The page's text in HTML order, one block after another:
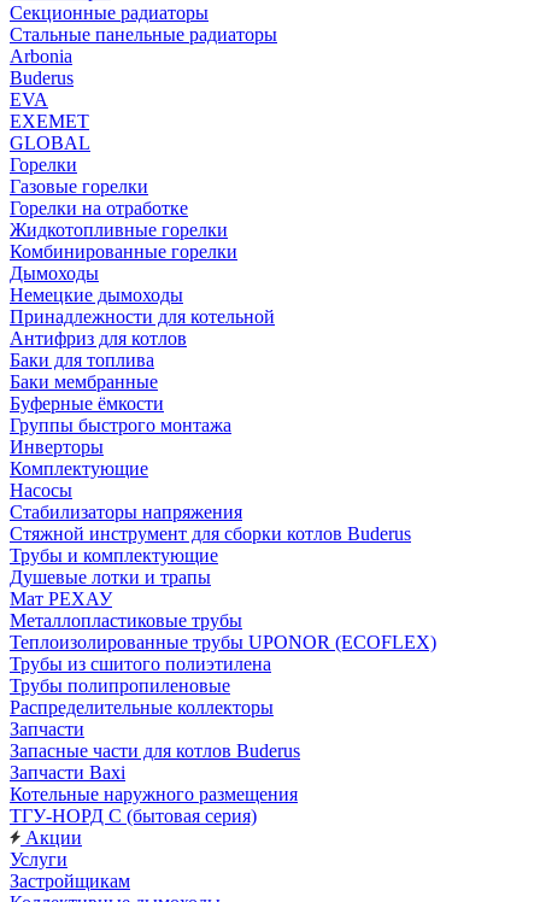
Секционные радиаторы
Стальные панельные радиаторы
Arbonia
Buderus
EVA
EXEMET
GLOBAL
Горелки
Газовые горелки
Горелки на отработке
Жидкотопливные горелки
Комбинированные горелки
Дымоходы
Немецкие дымоходы
Принадлежности для котельной
Антифриз для котлов
Баки для топлива
Баки мембранные
Буферные ёмкости
Группы быстрого монтажа
Инверторы
Комплектующие
Насосы
Стабилизаторы напряжения
Стяжной инструмент для сборки котлов Buderus
Трубы и комплектующие
Душевые лотки и трапы
Мат РЕХАУ
Металлопластиковые трубы
Теплоизолированные трубы UPONOR (ECOFLEX)
Трубы из сшитого полиэтилена
Трубы полипропиленовые
Распределительные коллекторы
Запчасти
Запасные части для котлов Buderus
Запчасти Baxi
Котельные наружного размещения
ТГУ-НОРД С (бытовая серия)
Акции
Услуги
Застройщикам